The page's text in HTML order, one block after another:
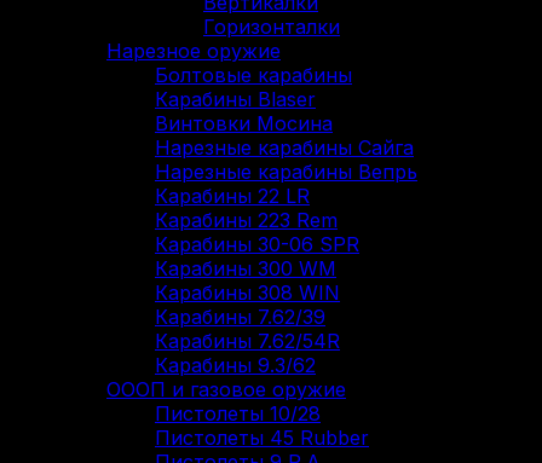
Горизонталки
Нарезное оружие
Болтовые карабины
Карабины Blaser
Винтовки Мосина
Нарезные карабины Сайга
Нарезные карабины Вепрь
Карабины 22 LR
Карабины 223 Rem
Карабины 30-06 SPR
Карабины 300 WM
Карабины 308 WIN
Карабины 7.62/39
Карабины 7.62/54R
Карабины 9.3/62
ОООП и газовое оружие
Пистолеты 10/28
Пистолеты 45 Rubber